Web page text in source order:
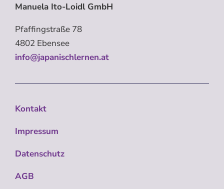
Manuela Ito-Loidl GmbH
Pfaffingstraße 78
4802 Ebensee
info@japanischlernen.at
Kontakt
Impressum
Datenschutz
AGB